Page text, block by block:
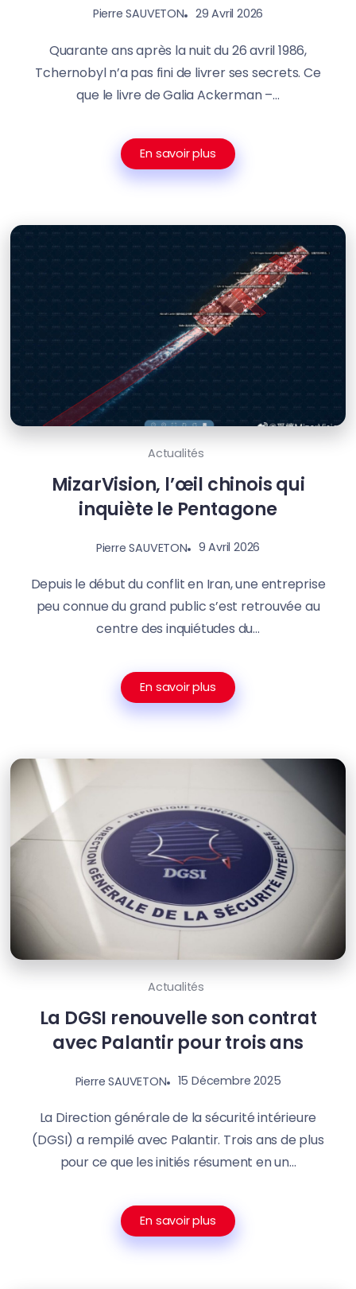
Pierre SAUVETON 29 Avril 2026
Quarante ans après la nuit du 26 avril 1986,
Tchernobyl n’a pas fini de livrer ses secrets. Ce
que le livre de Galia Ackerman –...
En savoir plus
Actualités
MizarVision, l’œil chinois qui
inquiète le Pentagone
Pierre SAUVETON 9 Avril 2026
Depuis le début du conflit en Iran, une entreprise
peu connue du grand public s’est retrouvée au
centre des inquiétudes du...
En savoir plus
Actualités
La DGSI renouvelle son contrat
avec Palantir pour trois ans
Pierre SAUVETON 15 Décembre 2025
La Direction générale de la sécurité intérieure
(DGSI) a rempilé avec Palantir. Trois ans de plus
pour ce que les initiés résument en un...
En savoir plus